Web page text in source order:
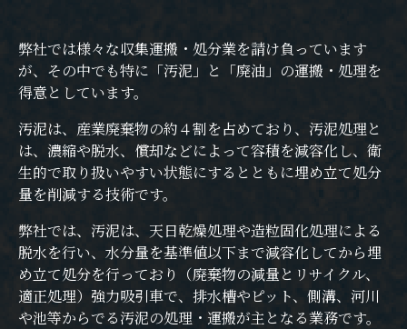
弊社では様々な収集運搬・処分業を請け負っています
が、その中でも特に「汚泥」と「廃油」の運搬・処理を
得意としています。
汚泥は、産業廃棄物の約４割を占めており、汚泥処理と
は、濃縮や脱水、償却などによって容積を減容化し、衛
生的で取り扱いやすい状態にするとともに埋め立て処分
量を削減する技術です。
弊社では、汚泥は、天日乾燥処理や造粒固化処理による
脱水を行い、水分量を基準値以下まで減容化してから埋
め立て処分を行っており（廃棄物の減量とリサイクル、
適正処理）強力吸引車で、排水槽やピット、側溝、河川
や池等からでる汚泥の処理・運搬が主となる業務です。